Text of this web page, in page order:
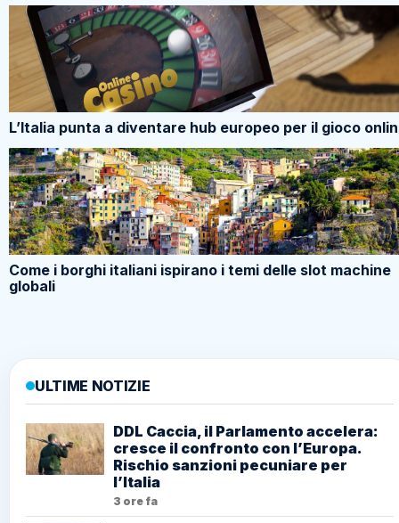
L’Italia punta a diventare hub europeo per il gioco
Come i borghi italiani ispirano i temi delle slot machine
globali
ULTIME NOTIZIE
DDL Caccia, il Parlamento accelera:
cresce il confronto con l’Europa.
Rischio sanzioni pecuniare per
l’Italia
3 ore fa